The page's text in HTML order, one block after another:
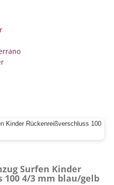
Surfen Kinder
100 4/3 mm blau/gelb